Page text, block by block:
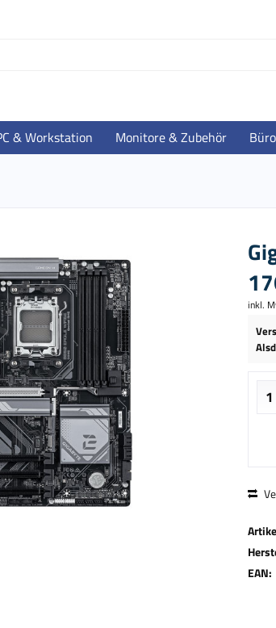
& Workstation Monitore & Zubehör Büro
inkl.
EAN: